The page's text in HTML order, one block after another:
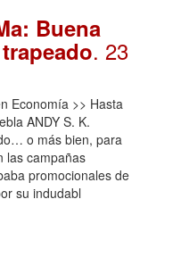
Buena
. 23
Economía >> Hasta
ANDY S. K.
o más bien, para
las campañas
promocionales de
su indudabl